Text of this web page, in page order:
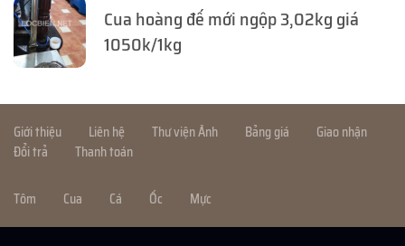
Cua hoàng đế mới ngộp 3,02kg giá
1050k/1kg
Giới thiệu Liên hệ Thư viện Ảnh Bảng giá
Giao nhận
Đổi trả
Thanh toán
Tôm Cua Cá Ốc Mực